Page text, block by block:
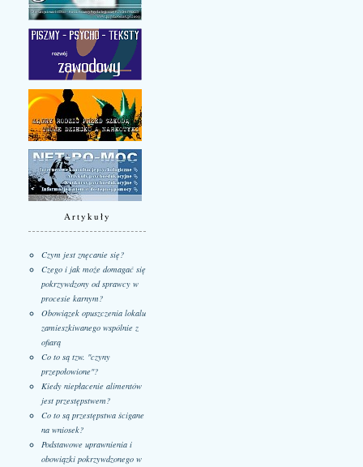
Artykuły
Czym jest znęcanie się?
Czego i jak może domagać się
pokrzywdzony od sprawcy w
procesie karnym?
Obowiązek opuszczenia lokalu
zamieszkiwanego wspólnie z
ofiarą
Co to są tzw. "czyny
przepołowione"?
Kiedy niepłacenie alimentów
jest przestępstwem?
Co to są przestępstwa ścigane
na wniosek?
Podstawowe uprawnienia i
obowiązki pokrzywdzonego w